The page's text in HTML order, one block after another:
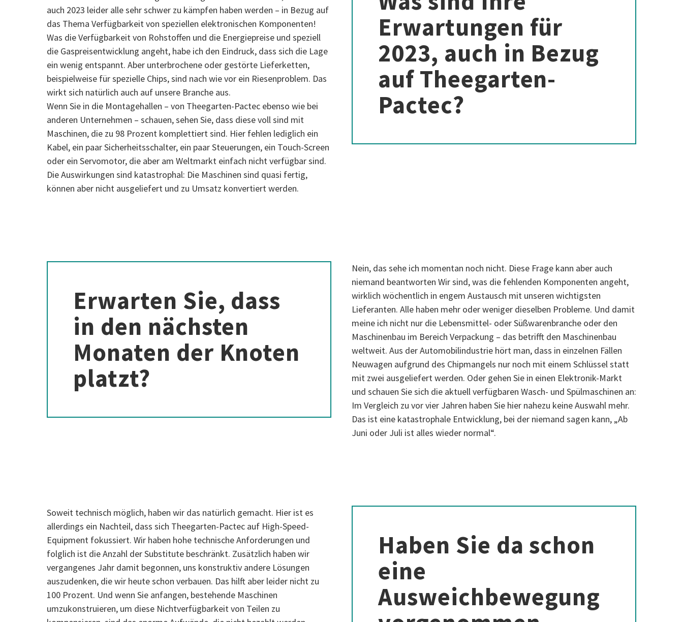
Erwartungen für
2023, auch in Bezug
auf Theegarten-
Pactec?
auch 2023 leider alle sehr schwer zu kämpfen haben werden – in Bezug auf
das Thema Verfügbarkeit von speziellen elektronischen Komponenten!
Was die Verfügbarkeit von Rohstoffen und die Energiepreise und speziell
die Gaspreisentwicklung angeht, habe ich den Eindruck, dass sich die Lage
ein wenig entspannt. Aber unterbrochene oder gestörte Lieferketten,
beispielweise für spezielle Chips, sind nach wie vor ein Riesenproblem. Das
wirkt sich natürlich auch auf unsere Branche aus.
Wenn Sie in die Montagehallen – von Theegarten-Pactec ebenso wie bei
anderen Unternehmen – schauen, sehen Sie, dass diese voll sind mit
Maschinen, die zu 98 Prozent komplettiert sind. Hier fehlen lediglich ein
Kabel, ein paar Sicherheitsschalter, ein paar Steuerungen, ein Touch-Screen
oder ein Servomotor, die aber am Weltmarkt einfach nicht verfügbar sind.
Die Auswirkungen sind katastrophal: Die Maschinen sind quasi fertig,
können aber nicht ausgeliefert und zu Umsatz konvertiert werden.
Erwarten Sie, dass
in den nächsten
Monaten der Knoten
platzt?
Nein, das sehe ich momentan noch nicht. Diese Frage kann aber auch
niemand beantworten Wir sind, was die fehlenden Komponenten angeht,
wirklich wöchentlich in engem Austausch mit unseren wichtigsten
Lieferanten. Alle haben mehr oder weniger dieselben Probleme. Und damit
meine ich nicht nur die Lebensmittel- oder Süßwarenbranche oder den
Maschinenbau im Bereich Verpackung – das betrifft den Maschinenbau
weltweit. Aus der Automobilindustrie hört man, dass in einzelnen Fällen
Neuwagen aufgrund des Chipmangels nur noch mit einem Schlüssel statt
mit zwei ausgeliefert werden. Oder gehen Sie in einen Elektronik-Markt
und schauen Sie sich die aktuell verfügbaren Wasch- und Spülmaschinen an:
Im Vergleich zu vor vier Jahren haben Sie hier nahezu keine Auswahl mehr.
Das ist eine katastrophale Entwicklung, bei der niemand sagen kann, „Ab
Juni oder Juli ist alles wieder normal“.
Haben Sie da schon
eine
Ausweichbewegung
Soweit technisch möglich, haben wir das natürlich gemacht. Hier ist es
allerdings ein Nachteil, dass sich Theegarten-Pactec auf High-Speed-
Equipment fokussiert. Wir haben hohe technische Anforderungen und
folglich ist die Anzahl der Substitute beschränkt. Zusätzlich haben wir
vergangenes Jahr damit begonnen, uns konstruktiv andere Lösungen
auszudenken, die wir heute schon verbauen. Das hilft aber leider nicht zu
100 Prozent. Und wenn Sie anfangen, bestehende Maschinen
umzukonstruieren, um diese Nichtverfügbarkeit von Teilen zu